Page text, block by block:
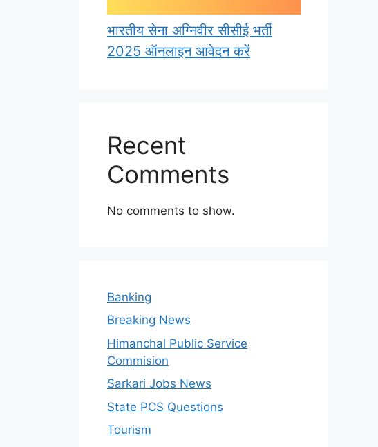
भारतीय सेना अग्निवीर सीसीई भर्ती
2025 ऑनलाइन आवेदन करें
Recent
Comments
No comments to show.
Banking
Breaking News
Himanchal Public Service
Commision
Sarkari Jobs News
State PCS Questions
Tourism